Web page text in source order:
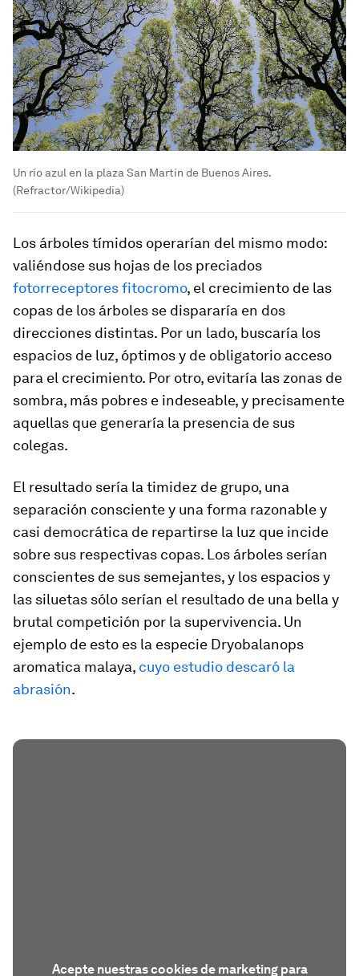
Un río azul en la plaza San Martín de Buenos Aires.
(Refractor/Wikipedia)
Los árboles tímidos operarían del mismo modo:
valiéndose sus hojas de los preciados
fotorreceptores fitocromo, el crecimiento de las
copas de los árboles se dispararía en dos
direcciones distintas. Por un lado, buscaría los
espacios de luz, óptimos y de obligatorio acceso
para el crecimiento. Por otro, evitaría las zonas de
sombra, más pobres e indeseable, y precisamente
aquellas que generaría la presencia de sus
colegas.
El resultado sería la timidez de grupo, una
separación conscientey una forma razonable y
casi democrática de repartirse la luz que incide
sobre sus respectivas copas. Los árboles serían
conscientes de sus semejantes, y los espacios y
las siluetas sólo serían el resultado de una bella y
brutal competición por la supervivencia. Un
ejemplo de esto es la especie Dryobalanops
aromatica malaya, cuyo estudio descaró la
abrasión.
Acepte nuestras cookies de marketing para